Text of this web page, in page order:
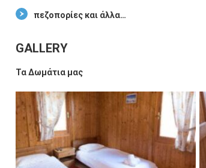
πεζοπορίες και άλλα…
GALLERY
Τα Δωμάτια μας